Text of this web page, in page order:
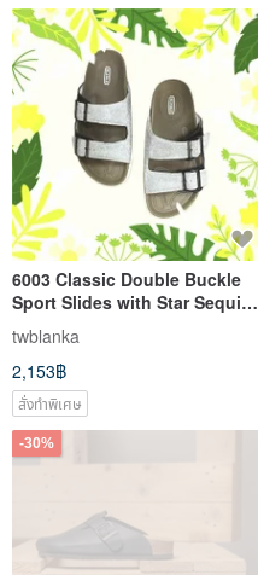
6003 Classic Double Buckle
Sport Slides with Star Sequins
and Genuine Leather - For
Women, Couples
twblanka
2,153฿
สั่งทำพิเศษ
-30%